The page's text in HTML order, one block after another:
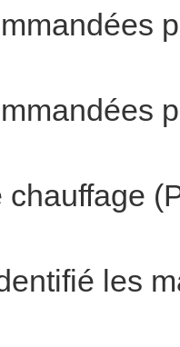
chauffage
les